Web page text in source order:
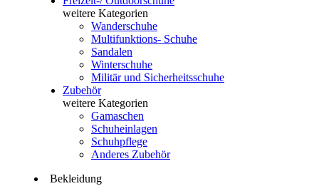
weitere Kategorien
Wanderschuhe
Multifunktions- Schuhe
Sandalen
Winterschuhe
Militär und Sicherheitsschuhe
Zubehör
weitere Kategorien
Gamaschen
Schuheinlagen
Schuhpflege
Anderes Zubehör
Bekleidung